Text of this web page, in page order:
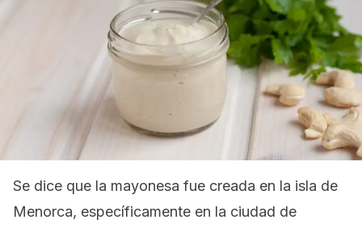
Se dice que la mayonesa fue creada en la isla de
Menorca, específicamente en la ciudad de